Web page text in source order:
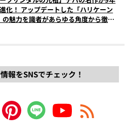
化！ アップデートした「ハリケーン
の魅力を識者があらゆる角度から徹底
報をSNSでチェック！